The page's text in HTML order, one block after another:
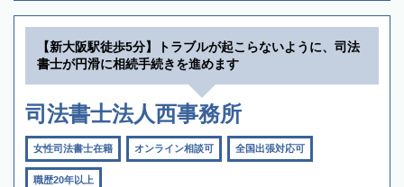
【新大阪駅徒歩5分】トラブルが起こらないように、司法
書士が円滑に相続手続きを進めます
司法書士法人西事務所
女性司法書士在籍 オンライン相談可 全国出張対応可
職歴20年以上